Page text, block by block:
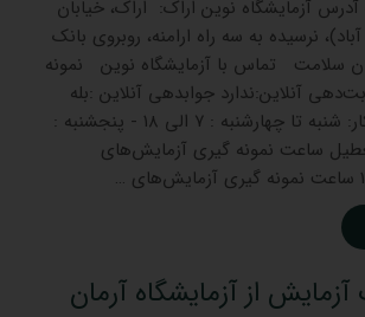
آدرس آزمایشگاه نوین اراک: اراک، خیابان
نرسیده به سه راه ارامنه، روبروی بانک
سلامت تماس با آزمایشگاه نوین نمونه
آنلاین:ندارد جوابدهی آنلاین :بله
ساعات کاری ساعت کار: شنبه تا چهارشنبه : ۷ الی ۱۸ - پنجشنبه :
: تعطیل ساعت نمونه گیری آزمایش‌های
از آزمایشگاه آرمان